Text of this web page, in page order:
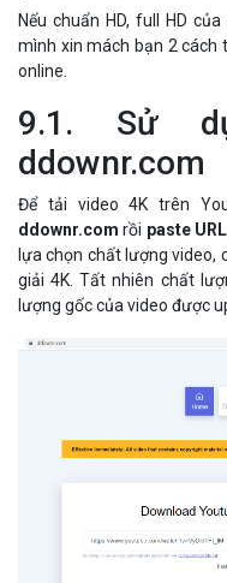
Nếu chuẩn HD, full HD
mình xin mách bạn 2 cách
online.
9.1. Sử
ddownr.com
Để tải video 4K trên
ddownr.com rồi paste
lựa chọn chất lượng video,
giải 4K. Tất nhiên chất
lượng gốc của video được